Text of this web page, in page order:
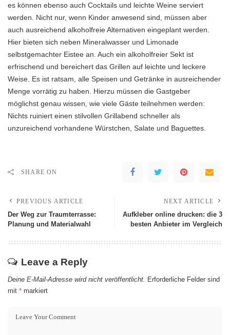
es können ebenso auch Cocktails und leichte Weine serviert
werden. Nicht nur, wenn Kinder anwesend sind, müssen aber
auch ausreichend alkoholfreie Alternativen eingeplant werden.
Hier bieten sich neben Mineralwasser und Limonade
selbstgemachter Eistee an. Auch ein alkoholfreier Sekt ist
erfrischend und bereichert das Grillen auf leichte und leckere
Weise. Es ist ratsam, alle Speisen und Getränke in ausreichender
Menge vorrätig zu haben. Hierzu müssen die Gastgeber
möglichst genau wissen, wie viele Gäste teilnehmen werden:
Nichts ruiniert einen stilvollen Grillabend schneller als
unzureichend vorhandene Würstchen, Salate und Baguettes.
SHARE ON
PREVIOUS ARTICLE
Der Weg zur Traumterrasse:
Planung und Materialwahl
NEXT ARTICLE
Aufkleber online drucken: die 3
besten Anbieter im Vergleich
Leave a Reply
Deine E-Mail-Adresse wird nicht veröffentlicht.
Erforderliche Felder sind
mit * markiert